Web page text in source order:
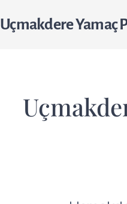
Uçmakdere Yamaç
🪂